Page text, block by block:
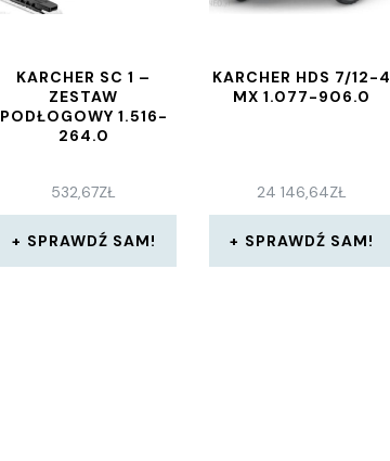
KARCHER SC 1 –
ZESTAW
PODŁOGOWY 1.516-
264.0
532,67ZŁ
SPRAWDŹ SAM!
KARCHER HDS 7/12-4
MX 1.077-906.0
24 146,64ZŁ
SPRAWDŹ SAM!